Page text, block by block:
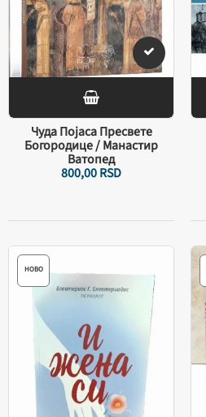
Чуда Појаса Пресвете
Богородице / Манастир
Ватопед
800,00RSD
НОВО